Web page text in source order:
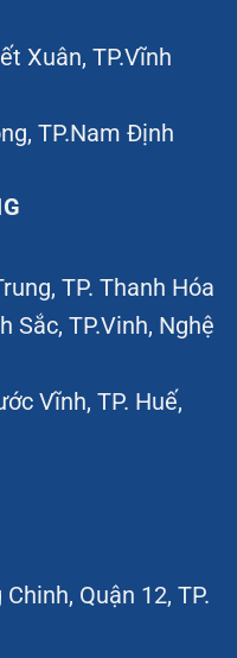
Xuân, TP.Vĩnh
TP.Nam Định
TP. Thanh Hóa
Sắc, TP.Vinh, Nghệ
Vĩnh, TP. Huế,
Quận 12, TP.